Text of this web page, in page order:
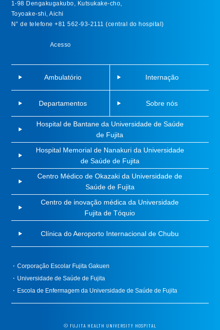
1-98 Dengakugakubo, Kutsukake-cho,
Toyoake-shi, Aichi
N° de telefone +81 562-93-2111 (central do hospital)
Acesso
© FUJITA HEALTH UNIVERSITY HOSPITAL
Ambulatório Internação
Departamentos Sobre nós
Hospital de Bantane da Universidade de Saúde
de Fujita
Hospital Memorial de Nanakuri da Universidade
de Saúde de Fujita
Centro Médico de Okazaki da Universidade de
Saúde de Fujita
Centro de inovação médica da Universidade
Fujita de Tóquio
Clínica do Aeroporto Internacional de Chubu
Corporação Escolar Fujita Gakuen
Universidade de Saúde de Fujita
Escola de Enfermagem da Universidade de Saúde de Fujita